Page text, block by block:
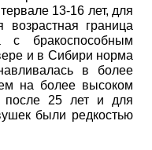
13-16 лет, для
граница
с бракоспособным
и в Сибири норма
в более
на более высоком
после 25 лет и для
были редкостью